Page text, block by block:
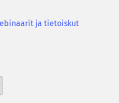
ja tietoiskut